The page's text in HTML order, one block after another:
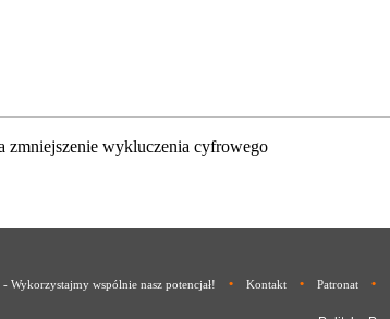
zmniejszenie wykluczenia cyfrowego
- Wykorzystajmy wspólnie nasz potencjał! • Kontakt • Patronat •